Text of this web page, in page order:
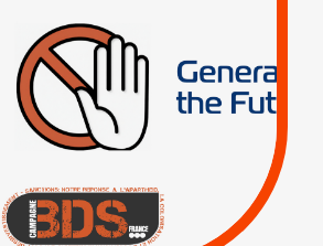
RESPECT DU DROIT
INTERNATIONAL ?
TRUMP, MACRON :
MÊME COMBAT
| Actus |
| Boycott militaire |
Lettres d'interpellation